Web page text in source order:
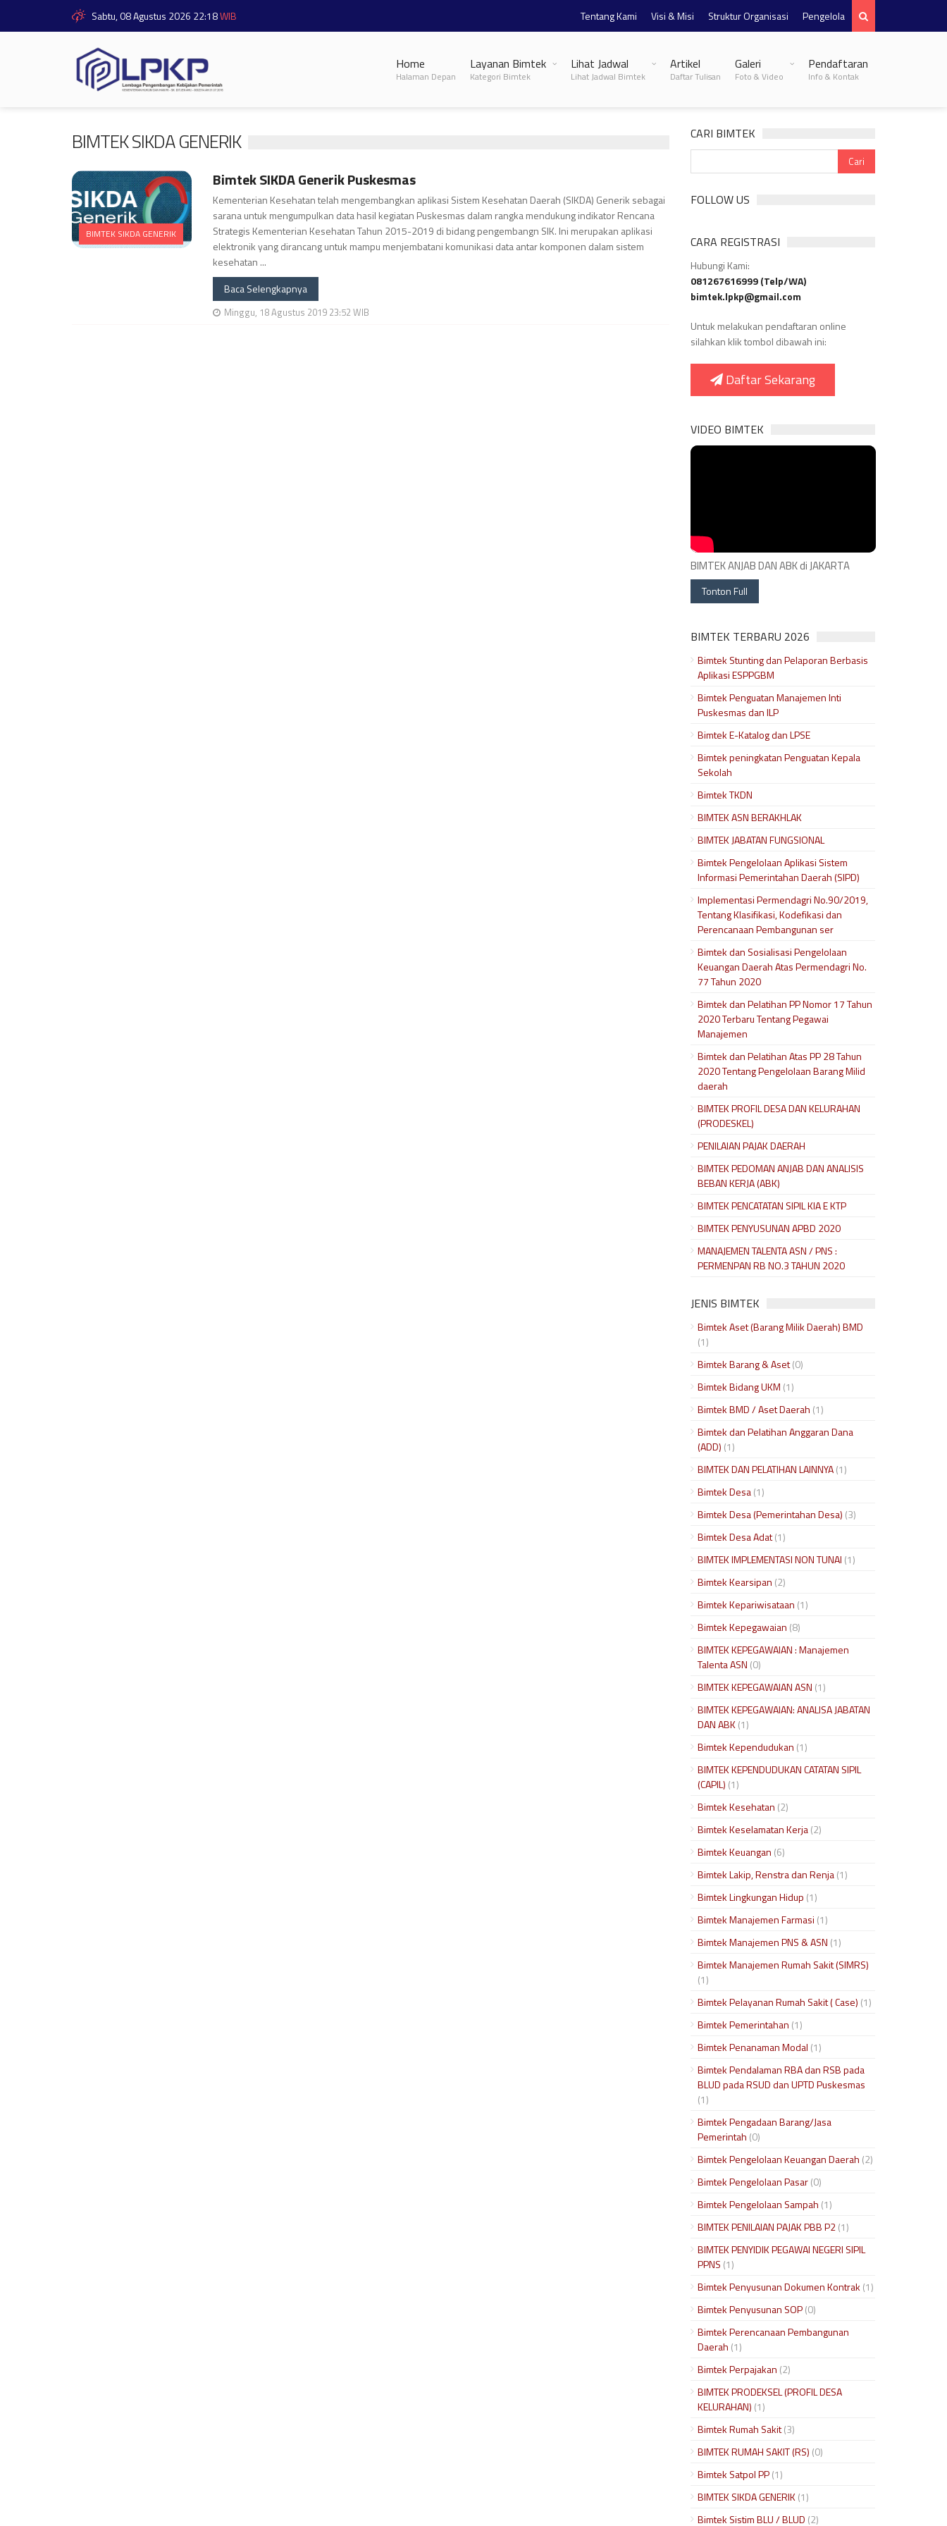
Sabtu, 08 Agustus 2026 22:18WIB Tentang Kami Visi & Misi Struktur Organisasi Pengelola
Home
Halaman Depan
Layanan Bimtek
Kategori Bimtek
Lihat Jadwal
Lihat Jadwal Bimtek
Artikel
Daftar Tulisan
Galeri
Foto & Video
Pendaftaran
Info & Kontak
BIMTEK SIKDA GENERIK
BIMTEK SIKDA GENERIK
Bimtek SIKDA Generik Puskesmas
Kementerian Kesehatan telah mengembangkan aplikasi Sistem Kesehatan Daerah (SIKDA) Generik sebagai
sarana untuk mengumpulkan data hasil kegiatan Puskesmas dalam rangka mendukung indikator Rencana
Strategis Kementerian Kesehatan Tahun 2015-2019 di bidang pengembangn SIK. Ini merupakan aplikasi
elektronik yang dirancang untuk mampu menjembatani komunikasi data antar komponen dalam sistem
kesehatan ...
Baca Selengkapnya
Minggu, 18 Agustus 2019 23:52 WIB
CARI BIMTEK
FOLLOW US
CARA REGISTRASI
Hubungi Kami:
081267616999 (Telp/WA)
bimtek.lpkp@gmail.com
Untuk melakukan pendaftaran online
silahkan klik tombol dibawah ini:
Daftar Sekarang
VIDEO BIMTEK
BIMTEK ANJAB DAN ABK di JAKARTA
Tonton Full
BIMTEK TERBARU 2026
Bimtek Stunting dan Pelaporan Berbasis
Aplikasi ESPPGBM
Bimtek Penguatan Manajemen Inti
Puskesmas dan ILP
Bimtek E-Katalog dan LPSE
Bimtek peningkatan Penguatan Kepala
Sekolah
Bimtek TKDN
BIMTEK ASN BERAKHLAK
BIMTEK JABATAN FUNGSIONAL
Bimtek Pengelolaan Aplikasi Sistem
Informasi Pemerintahan Daerah (SIPD)
Implementasi Permendagri No.90/2019,
Tentang Klasifikasi, Kodefikasi dan
Perencanaan Pembangunan ser
Bimtek dan Sosialisasi Pengelolaan
Keuangan Daerah Atas Permendagri No.
77 Tahun 2020
Bimtek dan Pelatihan PP Nomor 17 Tahun
2020 Terbaru Tentang Pegawai
Manajemen
Bimtek dan Pelatihan Atas PP 28 Tahun
2020 Tentang Pengelolaan Barang Milid
daerah
BIMTEK PROFIL DESA DAN KELURAHAN
(PRODESKEL)
PENILAIAN PAJAK DAERAH
BIMTEK PEDOMAN ANJAB DAN ANALISIS
BEBAN KERJA (ABK)
BIMTEK PENCATATAN SIPIL KIA E KTP
BIMTEK PENYUSUNAN APBD 2020
MANAJEMEN TALENTA ASN / PNS :
PERMENPAN RB NO.3 TAHUN 2020
JENIS BIMTEK
Bimtek Aset (Barang Milik Daerah) BMD
(1)
Bimtek Barang & Aset(0)
Bimtek Bidang UKM (1)
Bimtek BMD / Aset Daerah (1)
Bimtek dan Pelatihan Anggaran Dana
(ADD) (1)
BIMTEK DAN PELATIHAN LAINNYA(1)
Bimtek Desa(1)
Bimtek Desa (Pemerintahan Desa) (3)
Bimtek Desa Adat(1)
BIMTEK IMPLEMENTASI NON TUNAI (1)
Bimtek Kearsipan (2)
Bimtek Kepariwisataan (1)
Bimtek Kepegawaian (8)
BIMTEK KEPEGAWAIAN : Manajemen
Talenta ASN (0)
BIMTEK KEPEGAWAIAN ASN (1)
BIMTEK KEPEGAWAIAN: ANALISA JABATAN
DAN ABK(1)
Bimtek Kependudukan (1)
BIMTEK KEPENDUDUKAN CATATAN SIPIL
(CAPIL) (1)
Bimtek Kesehatan (2)
Bimtek Keselamatan Kerja(2)
Bimtek Keuangan (6)
Bimtek Lakip, Renstra dan Renja(1)
Bimtek Lingkungan Hidup (1)
Bimtek Manajemen Farmasi (1)
Bimtek Manajemen PNS & ASN (1)
Bimtek Manajemen Rumah Sakit (SIMRS)
(1)
Bimtek Pelayanan Rumah Sakit ( Case) (1)
Bimtek Pemerintahan (1)
Bimtek Penanaman Modal (1)
Bimtek Pendalaman RBA dan RSB pada
BLUD pada RSUD dan UPTD Puskesmas
(1)
Bimtek Pengadaan Barang/Jasa
Pemerintah (0)
Bimtek Pengelolaan Keuangan Daerah (2)
Bimtek Pengelolaan Pasar(0)
Bimtek Pengelolaan Sampah (1)
BIMTEK PENILAIAN PAJAK PBB P2(1)
BIMTEK PENYIDIK PEGAWAI NEGERI SIPIL
PPNS (1)
Bimtek Penyusunan Dokumen Kontrak (1)
Bimtek Penyusunan SOP(0)
Bimtek Perencanaan Pembangunan
Daerah (1)
Bimtek Perpajakan (2)
BIMTEK PRODEKSEL (PROFIL DESA
KELURAHAN) (1)
Bimtek Rumah Sakit(3)
BIMTEK RUMAH SAKIT (RS) (0)
Bimtek Satpol PP(1)
BIMTEK SIKDA GENERIK(1)
Bimtek Sistim BLU / BLUD (2)